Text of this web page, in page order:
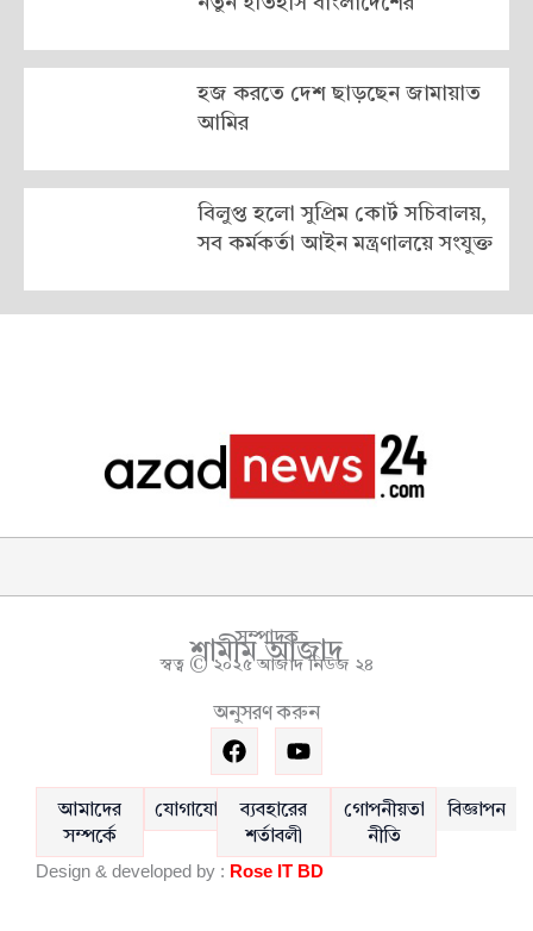
হজ করতে দেশ ছাড়ছেন জামায়াত
আমির
বিলুপ্ত হলো সুপ্রিম কোর্ট সচিবালয়,
সব কর্মকর্তা আইন মন্ত্রণালয়ে সংযুক্ত
সম্পাদক
শামীম আজাদ
স্বত্ব © ২০২৫ আজাদ নিউজ ২৪
অনুসরণ করুন
F
a
c
e
b
o
o
Y
o
u
t
u
b
e
আমাদের
সম্পর্কে
যোগাযোগ
ব্যবহারের
শর্তাবলী
গোপনীয়তা
নীতি
বিজ্ঞাপন
Design & developed by : Rose IT BD